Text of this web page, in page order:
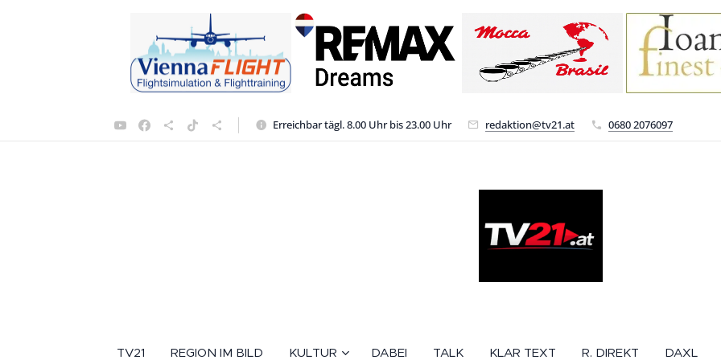
Erreichbar tägl. 8.00 Uhr bis 23.00 Uhr redaktion@tv21.at 0680 2076097
TV21 REGION IM BILD KULTUR DABEI TALK KLAR TEXT R. DIREKT DAXL